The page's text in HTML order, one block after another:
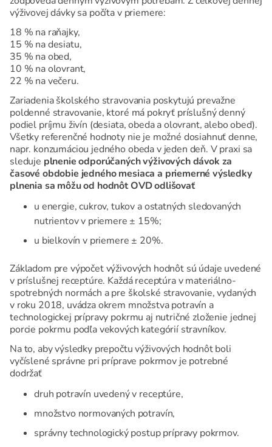
výživovej dávky sa počíta v priemere:
18 % na raňajky,
15 % na desiatu,
35 % na obed,
10 % na olovrant,
22 % na večeru.
Zariadenia školského stravovania poskytujú prevažne
poldenné stravovanie, ktoré má pokryť príslušný denný
podiel príjmu živín (desiata, obeda a olovrant, alebo obed).
Všetky referenčné hodnoty nie je možné dosiahnuť denne,
napr. konzumáciou jedného obeda v jeden deň. V praxi sa
sleduje plnenie odporúčaných výživových dávok za
časové obdobie jedného mesiaca a priemerné výsledky
plnenia sa môžu od hodnôt OVD odlišovať
u energie, cukrov, tukov a ostatných sledovaných
nutrientov v priemere ± 15%;
u bielkovín v priemere ± 20%.
Základom pre výpočet výživových hodnôt sú údaje uvedené
v príslušnej receptúre. Každá receptúra v materiálno-
spotrebných normách a pre školské stravovanie, vydaných
v roku 2018, uvádza okrem množstva potravín a
technologickej prípravy pokrmu aj nutričné zloženie jednej
porcie pokrmu podľa vekových kategórií stravníkov.
Na to, aby výsledky prepočtu výživových hodnôt boli
vyčíslené správne pri príprave pokrmov je potrebné
dodržať
druh potravín uvedený v receptúre,
množstvo normovaných potravín,
správny technologický postup prípravy pokrmov.